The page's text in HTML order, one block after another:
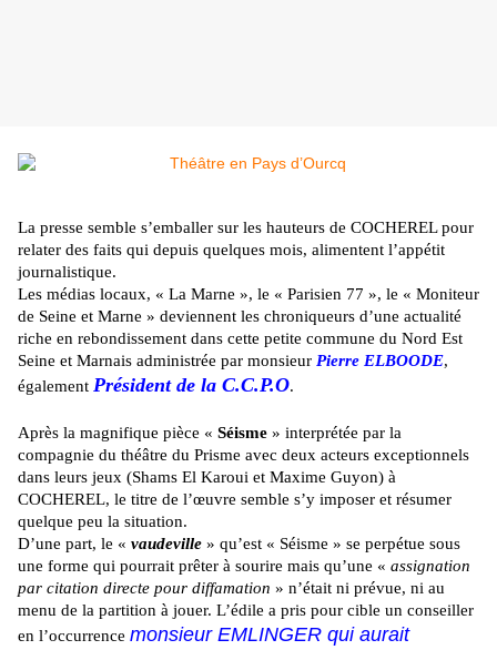
La presse semble s’emballer sur les hauteurs de COCHEREL pour
relater des faits qui depuis quelques mois, alimentent l’appétit
journalistique.
Les médias locaux, « La Marne », le « Parisien 77 », le « Moniteur
de Seine et Marne » deviennent les chroniqueurs d’une actualité
riche en rebondissement dans cette petite commune du Nord Est
Seine et Marnais administrée par monsieur Pierre ELBOODE,
également Président de la C.C.P.O.
Après la magnifique pièce « Séisme » interprétée par la
compagnie du théâtre du Prisme avec deux acteurs exceptionnels
dans leurs jeux (Shams El Karoui et Maxime Guyon) à
COCHEREL, le titre de l’œuvre semble s’y imposer et résumer
quelque peu la situation.
D’une part, le « vaudeville » qu’est « Séisme » se perpétue sous
une forme qui pourrait prêter à sourire mais qu’une « assignation
par citation directe pour diffamation » n’était ni prévue, ni au
menu de la partition à jouer. L’édile a pris pour cible un conseiller
en l’occurrence monsieur EMLINGER qui aurait